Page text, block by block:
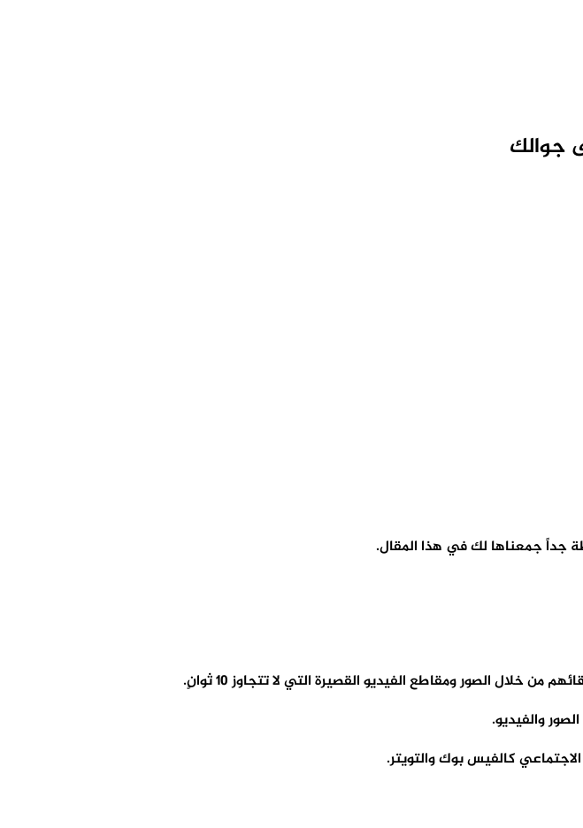
جوالك
جمعناها لك في هذا المقال.
الصور ومقاطع الفيديو القصيرة التي لا تتجاوز 10 ثوانٍ.
والفيديو.
كالفيس بوك والتويتر.